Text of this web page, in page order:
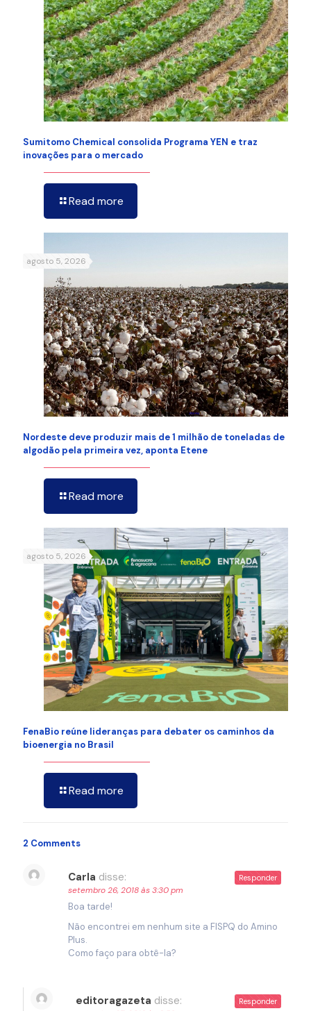
Sumitomo Chemical consolida Programa YEN e traz
inovações para o mercado
Read more
agosto 5, 2026
Nordeste deve produzir mais de 1 milhão de toneladas de
algodão pela primeira vez, aponta Etene
Read more
agosto 5, 2026
FenaBio reúne lideranças para debater os caminhos da
bioenergia no Brasil
Read more
2 Comments
Carla disse:
setembro 26, 2018 às 3:30 pm
Boa tarde!
Não encontrei em nenhum site a FISPQ do Amino
Plus.
Como faço para obtê-la?
Responder
editoragazeta disse: Responder